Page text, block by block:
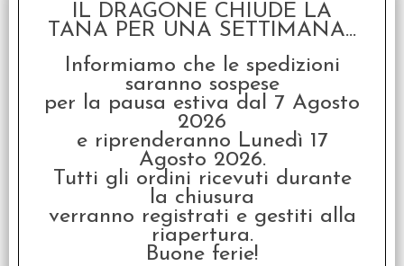
Combat Map -
Battlegrid Esagonale
24x24"
€19,90
IL DRAGONE CHIUDE LA
TANA PER UNA SETTIMANA...
Informiamo che le spedizioni
saranno sospese
per la pausa estiva dal 7 Agosto
2026
e riprenderanno Lunedì 17
Agosto 2026.
Tutti gli ordini ricevuti durante
la chiusura
verranno registrati e gestiti alla
riapertura.
Buone ferie!